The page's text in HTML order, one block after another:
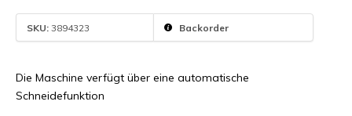
SKU: 3894323 Backorder
Die Maschine verfügt über eine automatische
Schneidefunktion